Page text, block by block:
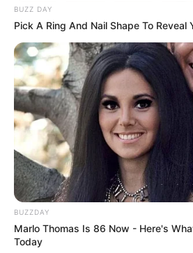
BUZZ DAY
Pick A Ring And Nail Shape To Reveal
BUZZDAY
Marlo Thomas Is 86 Now - Here's
Today